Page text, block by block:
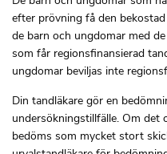
efter prövning få den
de barn och ungdomar med
som får regionsfinansierad
ungdomar beviljas inte
Din tandläkare gör en
undersökningstillfälle. Om det
bedöms som mycket stort